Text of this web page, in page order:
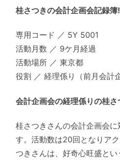
桂さつきの会計企画会記録
専用コード ／ 5Y 5001
活動月数 ／ 9ケ月経過
活動場所 ／ 東京都
役割 ／ 経理係り（前月会計
会計企画会の経理係りの桂
桂さつきさんの会計企画会
す。活動数は20回となりア
つきさんは、好奇心旺盛とい